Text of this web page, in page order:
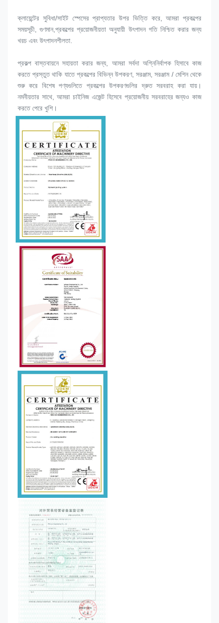
ক্লায়েন্টের সুবিধা/সাইট স্পেসের প্রাপ্যতার উপর ভিত্তি করে, আমরা প্রকল্পের
সময়সূচী, গুণমান,প্রকল্পের প্রয়োজনীয়তা অনুযায়ী উৎপাদন গতি নিশ্চিত করার জন্য
খরচ এবং উৎপাদনশীলতা.
প্রকল্প বাস্তবায়নে সহায়তা করার জন্য, আমরা সর্বদা অগ্নিনির্বাপক হিসাবে কাজ
করতে প্রস্তুত থাকি যাতে প্রকল্পের বিভিন্ন উপকরণ, সরঞ্জাম, সরঞ্জাম / মেশিন থেকে
শুরু করে বিশেষ পণ্যগুলিতে প্রকল্পের উপকরণগুলির দ্রুত সরবরাহ করা যায়।
নমনীয়তার সাথে, আমরা চাইনিজ এজেন্ট হিসেবে প্রয়োজনীয় সরবরাহের জন্যও কাজ
করতে পেরে খুশি।